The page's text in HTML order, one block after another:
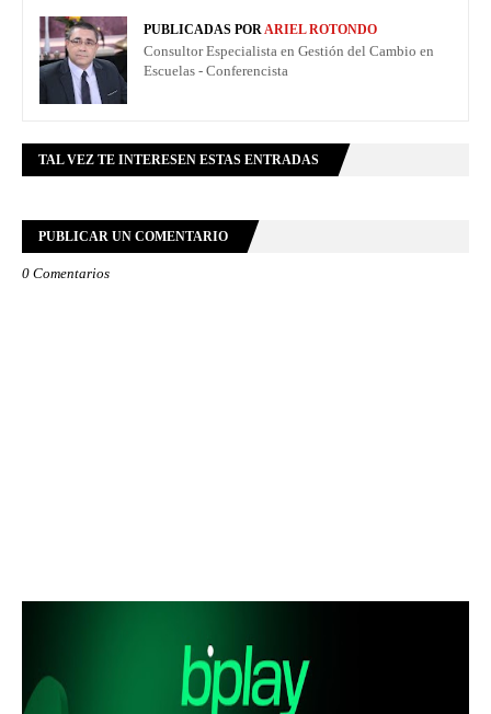
PUBLICADAS PORARIEL ROTONDO
Consultor Especialista en Gestión del Cambio en
Escuelas - Conferencista
TAL VEZ TE INTERESEN ESTAS ENTRADAS
PUBLICAR UN COMENTARIO
0 Comentarios